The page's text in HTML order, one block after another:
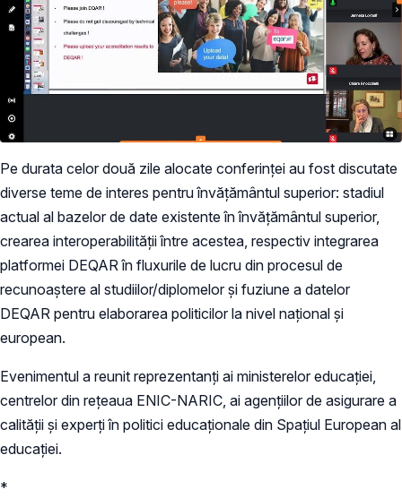
Pe durata celor două zile alocate conferinței au fost discutate
diverse teme de interes pentru învățământul superior: stadiul
actual al bazelor de date existente în învățământul superior,
crearea interoperabilității între acestea, respectiv integrarea
platformei DEQAR în fluxurile de lucru din procesul de
recunoaștere al studiilor/diplomelor și fuziune a datelor
DEQAR pentru elaborarea politicilor la nivel național și
european.
Evenimentul a reunit reprezentanți ai ministerelor educației,
centrelor din rețeaua ENIC-NARIC, ai agențiilor de asigurare a
calității și experți în politici educaționale din Spațiul European al
educației.
*